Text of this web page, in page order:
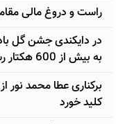
راست و دروغ مالی
در دایکندی جشن گل
به بیش از 600 هکتار رسید
برکناری عطا محمد نور
کلید خورد